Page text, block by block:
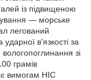
із підвищеною
— морське
легований
в'язкості за
зі
грамів
вимогам HIC